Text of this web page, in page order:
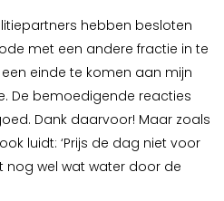
hebben besloten
met een andere fractie in te
einde te komen aan mijn
De bemoedigende reacties
Dank daarvoor! Maar zoals
luidt: ‘Prijs de dag niet voor
nog wel wat water door de